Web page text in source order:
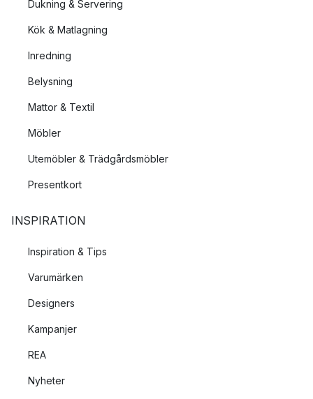
Dukning & Servering
Kök & Matlagning
Inredning
Belysning
Mattor & Textil
Möbler
Utemöbler & Trädgårdsmöbler
Presentkort
INSPIRATION
Inspiration & Tips
Varumärken
Designers
Kampanjer
REA
Nyheter